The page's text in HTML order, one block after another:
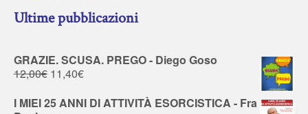
Ultime pubblicazioni
GRAZIE. SCUSA. PREGO - Diego Goso
12,00€ 11,40€
I MIEI 25 ANNI DI ATTIVITÀ ESORCISTICA - Fra